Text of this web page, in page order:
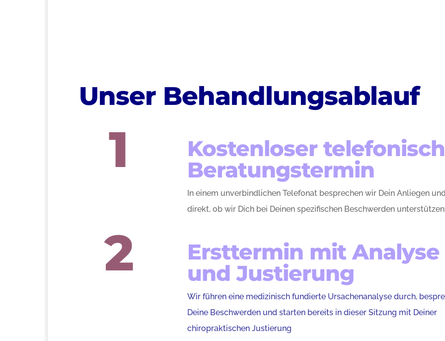
Unser Behandlungsablauf
1
Kostenloser
Beratungstermin
In einem unverbindlichen Telefonat besprechen wir Dein Anliegen
direkt, ob wir Dich bei Deinen spezifischen Beschwerden
2
Ersttermin mit Analyse
und Justierung
Wir führen eine medizinisch fundierte Ursachenanalyse durch,
Deine Beschwerden und starten bereits in dieser Sitzung mit Deiner
chiropraktischen Justierung